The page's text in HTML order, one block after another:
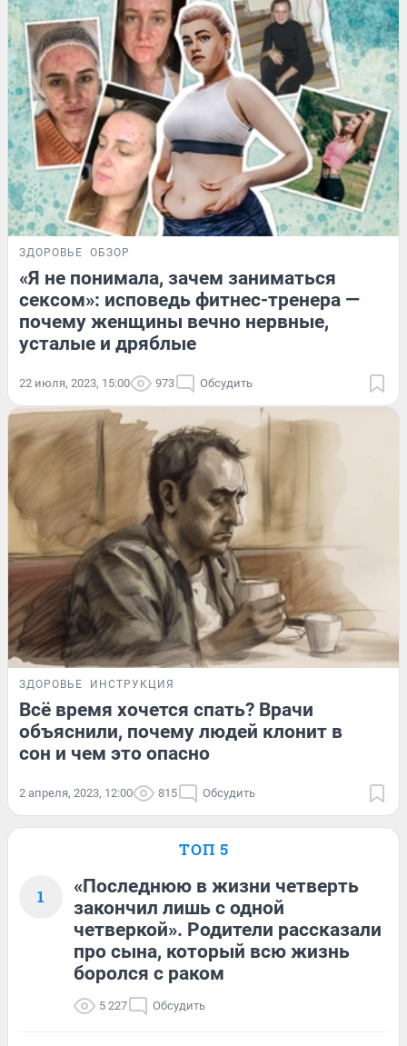
ЗДОРОВЬЕ ОБЗОР
«Я не понимала, зачем заниматься
сексом»: исповедь фитнес-тренера —
почему женщины вечно нервные,
усталые и дряблые
22 июля, 2023, 15:00 973 Обсудить
ЗДОРОВЬЕ ИНСТРУКЦИЯ
Всё время хочется спать? Врачи
объяснили, почему людей клонит в
сон и чем это опасно
2 апреля, 2023, 12:00 815 Обсудить
ТОП 5
1
«Последнюю в жизни четверть
закончил лишь с одной
четверкой». Родители рассказали
про сына, который всю жизнь
боролся с раком
5 227 Обсудить